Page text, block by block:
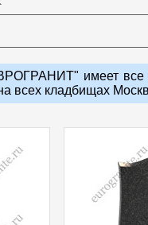
имеет все
всех кладбищах